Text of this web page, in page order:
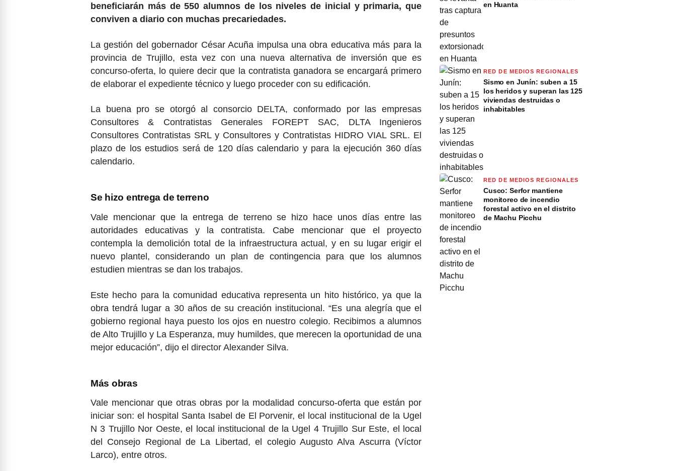
beneficiarán más de 550 alumnos de los niveles de inicial y primaria, que
conviven a diario con muchas precariedades.
La gestión del gobernador César Acuña impulsa una obra educativa más para la
provincia de Trujillo, esta vez con una nueva alternativa de inversión que es
concurso-oferta, lo quiere decir que la contratista ganadora se encargará primero
de elaborar el expediente técnico y luego proceder con su edificación.
La buena pro se otorgó al consorcio DELTA, conformado por las empresas
Consultores & Contratistas Generales FOREPT SAC, DLTA Ingenieros
Consultores Contratistas SRL y Consultores y Contratistas HIDRO VIAL SRL. El
plazo de los estudios será de 120 días calendario y para la ejecución 360 días
calendario.
Se hizo entrega de terreno
Vale mencionar que la entrega de terreno se hizo hace unos días entre las
autoridades educativas y la contratista. Cabe mencionar que el proyecto
contempla la demolición total de la infraestructura actual, y en su lugar erigir el
nuevo plantel, considerando un plan de contingencia para que los alumnos
estudien mientras se dan los trabajos.
Este hecho para la comunidad educativa representa un hito histórico, ya que la
obra tendrá lugar a 30 años de su creación institucional. “Es una alegría que el
gobierno regional haya puesto los ojos en nuestro colegio. Recibimos a alumnos
de Alto Trujillo y La Esperanza, muy humildes, que merecen la oportunidad de una
mejor educación”, dijo el director Alexander Silva.
Más obras
Vale mencionar que otras obras por la modalidad concurso-oferta que están por
iniciar son: el hospital Santa Isabel de El Porvenir, el local institucional de la Ugel
N 3 Trujillo Nor Oeste, el local institucional de la Ugel 4 Trujillo Sur Este, el local
del Consejo Regional de La Libertad, el colegio Augusto Alva Ascurra (Víctor
Larco), entre otros.
en Huanta
RED DE MEDIOS REGIONALES
Sismo en Junín: suben a 15
los heridos y superan las 125
viviendas destruidas o
inhabitables
RED DE MEDIOS REGIONALES
Cusco: Serfor mantiene
monitoreo de incendio
forestal activo en el distrito
de Machu Picchu